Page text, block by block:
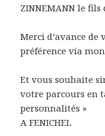
ZINNEMANN le fils
Merci d’avance
préférence via
Et vous souhaite
votre parcours en
personnalités »
A FENICHEL